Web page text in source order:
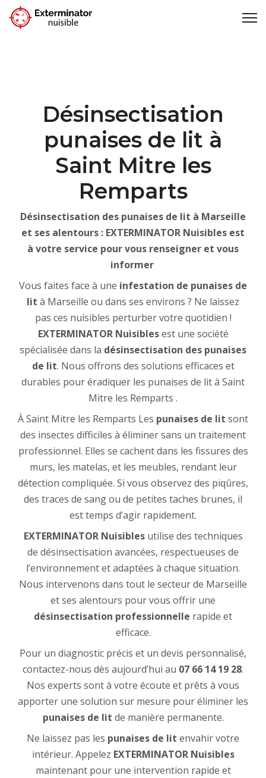
Désinsectisation
punaises de lit à
Saint Mitre les
Remparts
Désinsectisation des punaises de lit à Marseille
et ses alentours : EXTERMINATOR Nuisibles est
à votre service pour vous renseigner et vous
informer
Vous faites face à une infestation de punaises de
lit à Marseille ou dans ses environs ? Ne laissez
pas ces nuisibles perturber votre quotidien !
EXTERMINATOR Nuisiblesest une société
spécialisée dans la désinsectisation des punaises
de lit. Nous offrons des solutions efficaces et
durables pour éradiquer les punaises de lit à Saint
Mitre les Remparts .
À Saint Mitre les Remparts Les punaises de lit sont
des insectes difficiles à éliminer sans un traitement
professionnel. Elles se cachent dans les fissures des
murs, les matelas, et les meubles, rendant leur
détection compliquée. Si vous observez des piqûres,
des traces de sang ou de petites taches brunes, il
est temps d’agir rapidement.
EXTERMINATOR Nuisiblesutilise des techniques
de désinsectisation avancées, respectueuses de
l’environnement et adaptées à chaque situation.
Nous intervenons dans tout le secteur de Marseille
et ses alentours pour vous offrir une
désinsectisation professionnelle rapide et
efficace.
Pour un diagnostic précis et un devis personnalisé,
contactez-nous dès aujourd’hui au 07 66 14 19 28.
Nos experts sont à votre écoute et prêts à vous
apporter une solution sur mesure pour éliminer les
punaises de lit de manière permanente.
Ne laissez pas les punaises de lit envahir votre
intérieur. Appelez EXTERMINATOR Nuisibles
maintenant pour une intervention rapide et